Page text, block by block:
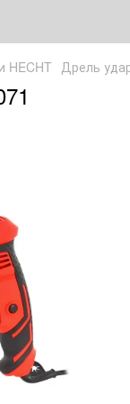
HECHT Дрель